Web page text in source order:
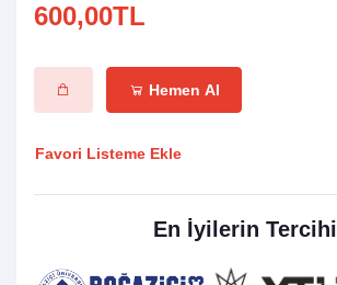
600,00TL
Hemen Al
Favori Listeme Ekle
En İyilerin Tercihi